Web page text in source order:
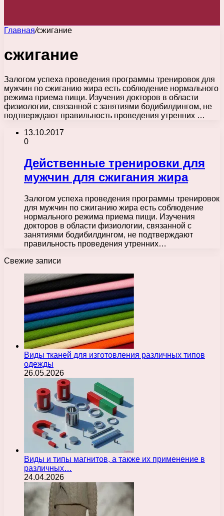
Главная/сжигание
сжигание
Залогом успеха проведения программы тренировок для
мужчин по сжиганию жира есть соблюдение нормального
режима приема пищи. Изучения докторов в области
физиологии, связанной с занятиями бодибилдингом, не
подтверждают правильность проведения утренних …
13.10.2017
0
Действенные тренировки для
мужчин для сжигания жира
Залогом успеха проведения программы тренировок
для мужчин по сжиганию жира есть соблюдение
нормального режима приема пищи. Изучения
докторов в области физиологии, связанной с
занятиями бодибилдингом, не подтверждают
правильность проведения утренних…
Свежие записи
Виды тканей для изготовления различных типов
одежды
26.05.2026
Виды и типы магнитов, а также их применение в
различных…
24.04.2026